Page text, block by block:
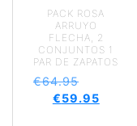
PACK ROSA
ARRUYO
FLECHA, 2
CONJUNTOS 1
PAR DE ZAPATOS
€64.95
€59.95